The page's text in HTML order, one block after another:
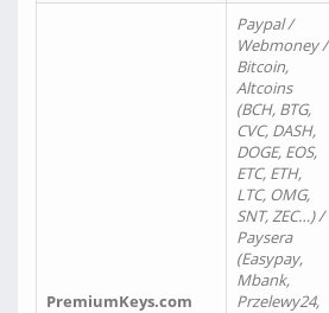
PremiumKeys.com
Paypal /
Webmoney /
Bitcoin,
Altcoins
(BCH, BTG,
CVC, DASH,
DOGE, EOS,
ETC, ETH,
LTC, OMG,
SNT, ZEC…) /
Paysera
(Easypay,
Mbank,
Przelewy24,